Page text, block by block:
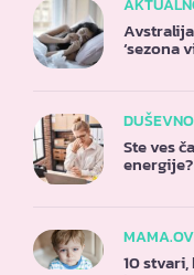
Avstralija
‘sezona
Ste ves
10